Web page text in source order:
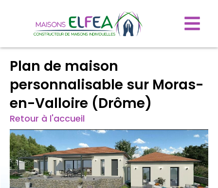
Plan de maison
personnalisable sur Moras-
en-Valloire (Drôme)
Retour à l'accueil